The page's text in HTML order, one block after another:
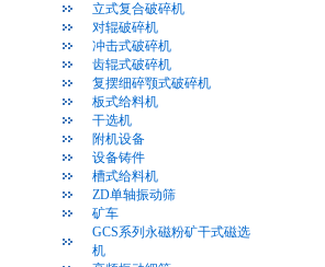
立式复合破碎机
对辊破碎机
冲击式破碎机
齿辊式破碎机
复摆细碎颚式破碎机
板式给料机
干选机
附机设备
设备铸件
槽式给料机
ZD单轴振动筛
矿车
GCS系列永磁粉矿干式磁选
机